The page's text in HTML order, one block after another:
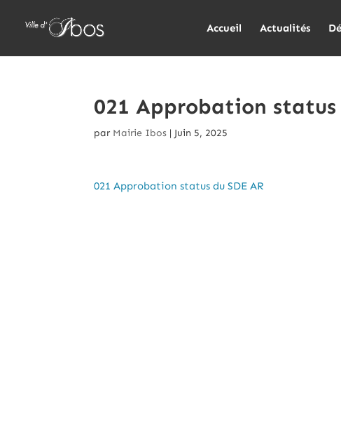
Accueil Actualités
021 Approbation status
par Mairie Ibos | Juin 5, 2025
021 Approbation status du SDE AR